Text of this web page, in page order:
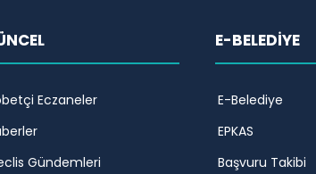
Eczaneler
Gündemleri
E-BELEDİYE
E-Belediye
EPKAS
Başvuru Takibi